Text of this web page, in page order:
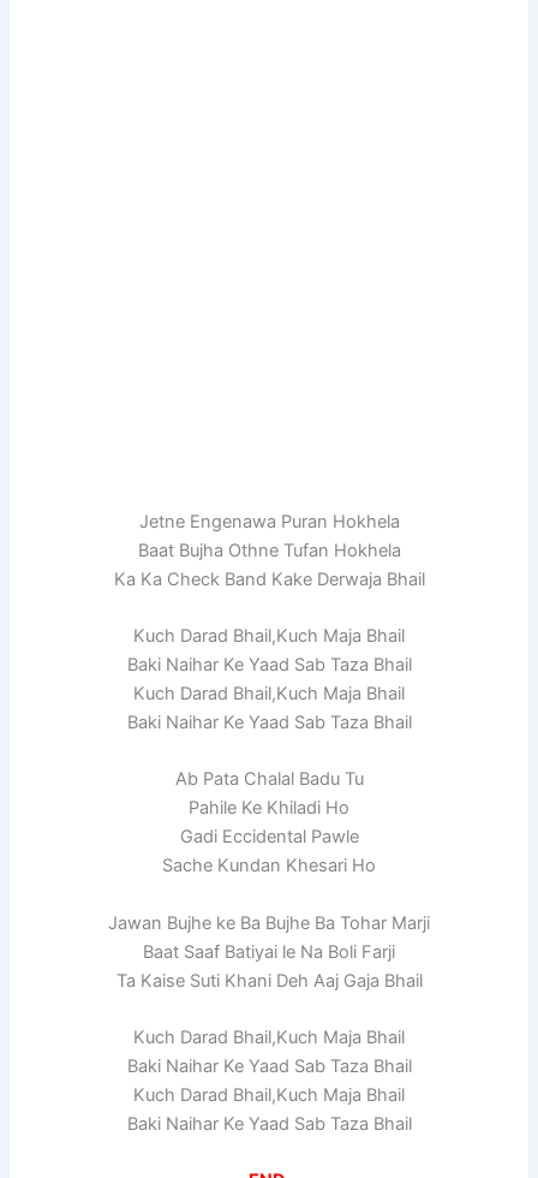
Jetne Engenawa Puran Hokhela
Baat Bujha Othne Tufan Hokhela
Ka Ka Check Band Kake Derwaja Bhail
Kuch Darad Bhail,Kuch Maja Bhail
Baki Naihar Ke Yaad Sab Taza Bhail
Kuch Darad Bhail,Kuch Maja Bhail
Baki Naihar Ke Yaad Sab Taza Bhail
Ab Pata Chalal Badu Tu
Pahile Ke Khiladi Ho
Gadi Eccidental Pawle
Sache Kundan Khesari Ho
Jawan Bujhe ke Ba Bujhe Ba Tohar Marji
Baat Saaf Batiyai le Na Boli Farji
Ta Kaise Suti Khani Deh Aaj Gaja Bhail
Kuch Darad Bhail,Kuch Maja Bhail
Baki Naihar Ke Yaad Sab Taza Bhail
Kuch Darad Bhail,Kuch Maja Bhail
Baki Naihar Ke Yaad Sab Taza Bhail